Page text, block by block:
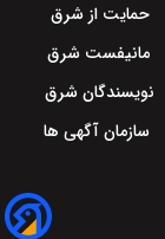
حمایت از شرق
مانیفست شرق
نویسندگان شرق
سازمان آگهی ها